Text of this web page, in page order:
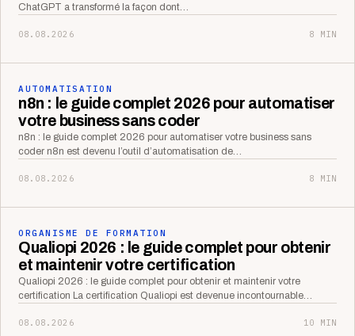
ChatGPT a transformé la façon dont…
08.08.2026 8 MIN
AUTOMATISATION
n8n : le guide complet 2026 pour automatiser
votre business sans coder
n8n : le guide complet 2026 pour automatiser votre business sans
coder n8n est devenu l’outil d’automatisation de…
08.08.2026 8 MIN
ORGANISME DE FORMATION
Qualiopi 2026 : le guide complet pour obtenir
et maintenir votre certification
Qualiopi 2026 : le guide complet pour obtenir et maintenir votre
certification La certification Qualiopi est devenue incontournable…
08.08.2026 10 MIN